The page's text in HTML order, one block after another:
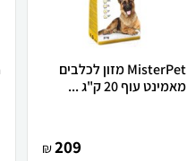
MisterPet מזון לכלבים
מאמינט עוף 20 ק"ג ...
209
₪